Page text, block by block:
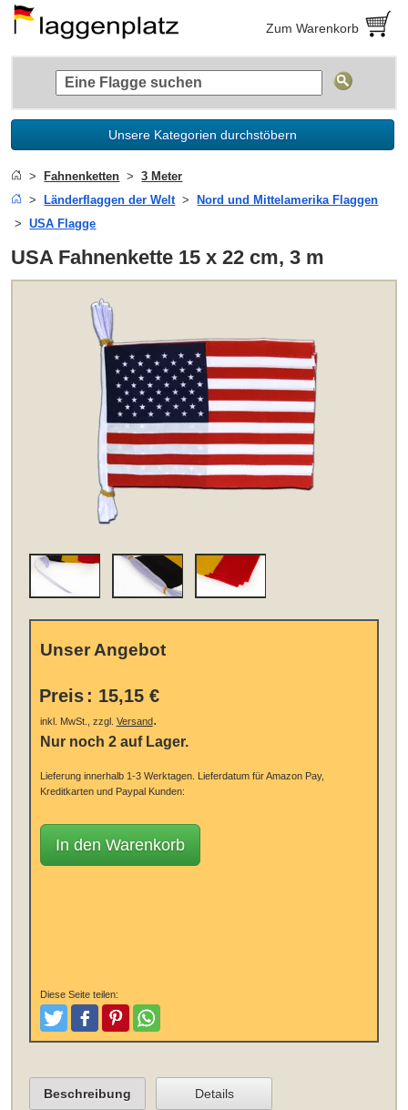
Zum Warenkorb
Unsere Kategorien durchstöbern
Fahnenketten
3 Meter
Länderflaggen der Welt
Nord und Mittelamerika Flaggen
USA Flagge
USA Fahnenkette 15 x 22 cm, 3 m
Unser Angebot
Preis : 15,15 €
inkl. MwSt., zzgl. Versand.
Nur noch 2 auf Lager.
Lieferung innerhalb 1-3 Werktagen. Lieferdatum für Amazon Pay,
Kreditkarten und Paypal Kunden:
In den Warenkorb
Diese Seite teilen:
TweetenPostenPinterestTeilen
Beschreibung Details